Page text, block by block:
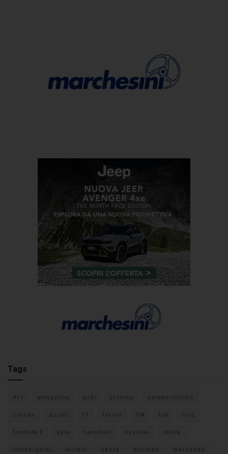
Tags
#F1 anteprima audi brembo caratteristiche
citroen ducati F1 ferrari FIA fiat ford
formula E gara hamilton hyundai imola
lamborghini leclerc libere mclaren mercedes